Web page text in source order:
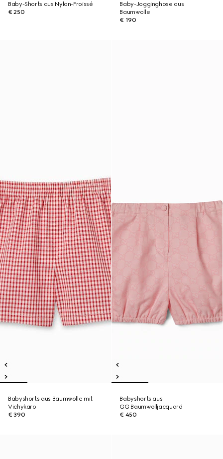
Baby-Shorts aus Nylon-Froissé
€ 250
Baby-Jogginghose aus
Baumwolle
€ 190
Babyshorts aus Baumwolle mit
Vichykaro
€ 390
Babyshorts aus
GG Baumwolljacquard
€ 450